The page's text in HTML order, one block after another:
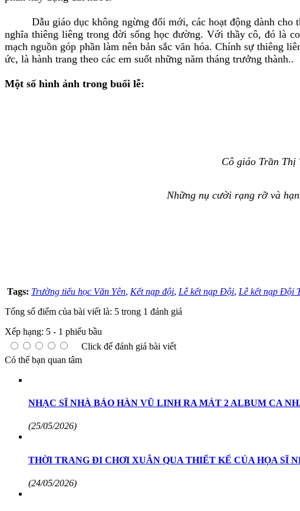
Dẫu giáo dục không ngừng đổi mới, các hoạt động dành cho
nghĩa thiêng liêng trong đời sống học đường. Với thầy cô, đó là
mạch nguồn góp phần làm nên bản sắc văn hóa. Chính sự thiêng
ức, là hành trang theo các em suốt những năm tháng trưởng thành..
Một số hình ảnh trong buổi lễ:
Cô giáo Trần Thị
Những nụ cười rạng rỡ và
Tags: Trường tiểu học Văn Yên, Kết nạp đội, Lễ kết nạp Đội, Lễ kết nạp Đội
Tổng số điểm của bài viết là: 5 trong 1 đánh giá
Xếp hạng: 5 - 1 phiếu bầu
Click để đánh giá bài viết
Có thể bạn quan tâm
NHẠC SĨ NHÀ BÁO HÀN VŨ LINH RA MÁT 2 ALBUM CA
(25/05/2026)
THỜI TRANG ĐI CHƠI XUÂN QUA THIẾT KẾ CỦA HỌA SĨ
(24/05/2026)